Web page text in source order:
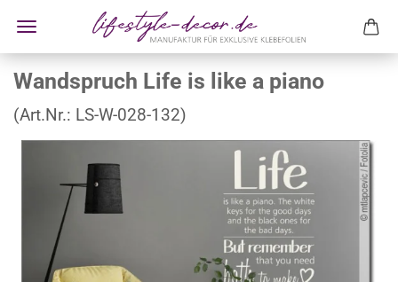
Wandspruch Life is like a piano
(Art.Nr.: LS-W-028-132)